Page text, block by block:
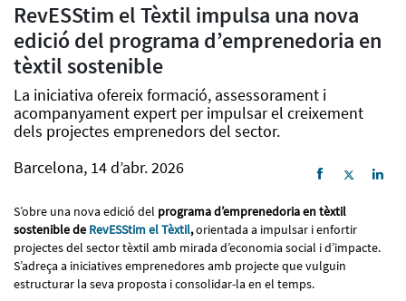
RevESStim el Tèxtil impulsa una nova
edició del programa d’emprenedoria en
tèxtil sostenible
La iniciativa ofereix formació, assessorament i
acompanyament expert per impulsar el creixement
dels projectes emprenedors del sector.
Barcelona, 14 d’abr. 2026
S’obre una nova edició del programa d’emprenedoria en tèxtil
sostenible de RevESStim el Tèxtil,orientada a impulsar i enfortir
projectes del sector tèxtil amb mirada d’economia social i d’impacte.
S’adreça a iniciatives emprenedores amb projecte que vulguin
estructurar la seva proposta i consolidar-la en el temps.